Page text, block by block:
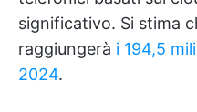
significativo. Si stima
raggiungerà i 194,5
2024.